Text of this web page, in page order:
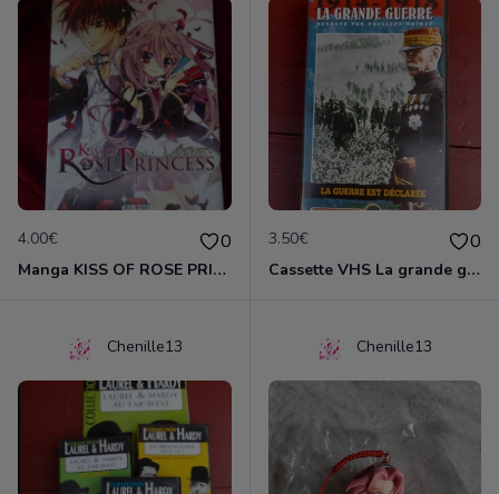
4.00€ 0
Manga KISS OF ROSE PRINCESS tome 1
3.50€ 0
Cassette VHS La grande guerre 1914-1918
Chenille13 Chenille13